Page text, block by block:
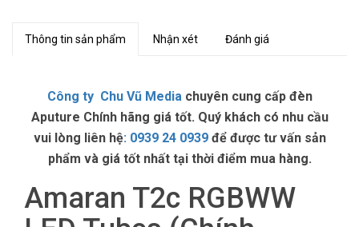
Thông tin sản phẩm Nhận xét Đánh giá
Công ty Chu Vũ Media chuyên cung cấp đèn
Aputure Chính hãng giá tốt. Quý khách có nhu cầu
vui lòng liên hệ: 0939 24 0939 để được tư vấn sản
phẩm và giá tốt nhất tại thời điểm mua hàng.
Amaran T2c RGBWW